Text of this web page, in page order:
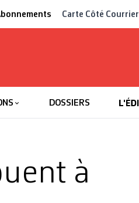
Carte Côté Courrier
DOSSIERS
à